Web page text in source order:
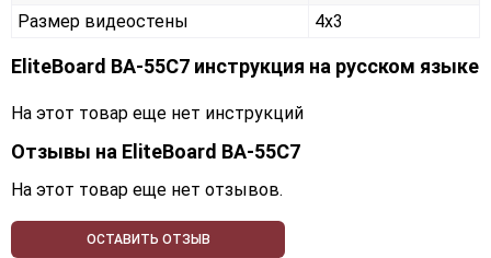
Размер видеостены
4x3
EliteBoard BA-55C7 инструкция на русском языке
На этот товар еще нет инструкций
Отзывы на EliteBoard BA-55C7
На этот товар еще нет отзывов.
ОСТАВИТЬ ОТЗЫВ